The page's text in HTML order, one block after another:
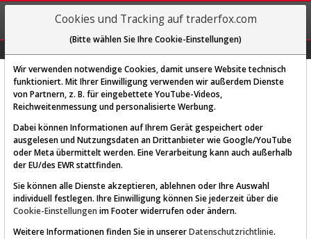
REGIS-
TRIEREN
Diese Funktion ist nur für
AKTIEN-TERMINAL
Cookies und Tracking auf traderfox.com
(Bitte wählen Sie Ihre Cookie-Einstellungen)
Wir verwenden notwendige Cookies, damit unsere Website technisch
funktioniert. Mit Ihrer Einwilligung verwenden wir außerdem Dienste
von Partnern, z. B. für eingebettete YouTube-Videos,
Reichweitenmessung und personalisierte Werbung.
Dabei können Informationen auf Ihrem Gerät gespeichert oder
ausgelesen und Nutzungsdaten an Drittanbieter wie Google/YouTube
oder Meta übermittelt werden. Eine Verarbeitung kann auch außerhalb
der EU/des EWR stattfinden.
Sie können alle Dienste akzeptieren, ablehnen oder Ihre Auswahl
individuell festlegen. Ihre Einwilligung können Sie jederzeit über die
Cookie-Einstellungen im Footer widerrufen oder ändern.
Weitere Informationen finden Sie in unsererDatenschutzrichtlinie.